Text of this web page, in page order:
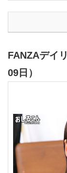
FANZAデイ
09日）